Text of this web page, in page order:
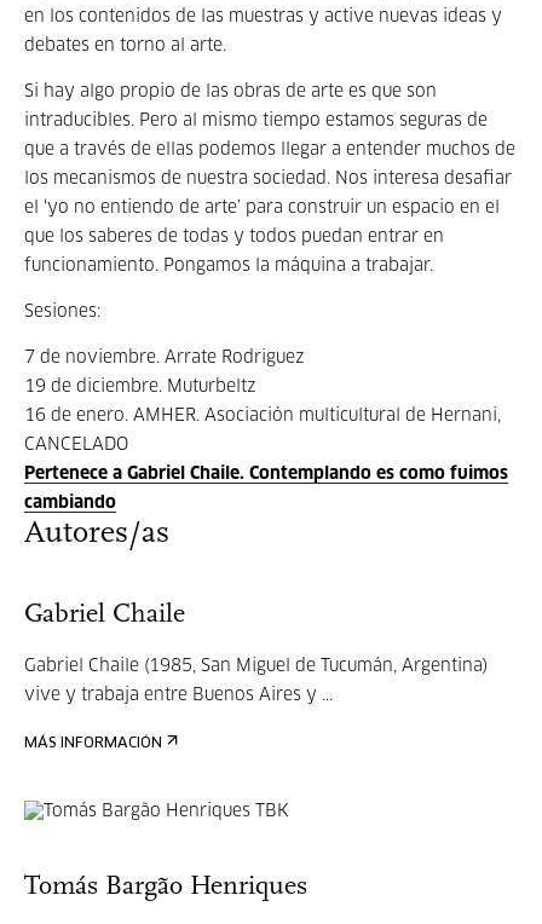
en los contenidos de las muestras y active nuevas ideas y
debates en torno al arte.
Si hay algo propio de las obras de arte es que son
intraducibles. Pero al mismo tiempo estamos seguras de
que a través de ellas podemos llegar a entender muchos de
los mecanismos de nuestra sociedad. Nos interesa desafiar
el ‘yo no entiendo de arte’ para construir un espacio en el
que los saberes de todas y todos puedan entrar en
funcionamiento. Pongamos la máquina a trabajar.
Sesiones:
7 de noviembre. Arrate Rodriguez
19 de diciembre. Muturbeltz
16 de enero. AMHER. Asociación multicultural de Hernani,
CANCELADO
Pertenece a Gabriel Chaile. Contemplando es como fuimos
cambiando
Autores/as
Gabriel Chaile
Gabriel Chaile (1985, San Miguel de Tucumán, Argentina)
vive y trabaja entre Buenos Aires y ...
MÁS INFORMACIÓN
Tomás Bargão Henriques